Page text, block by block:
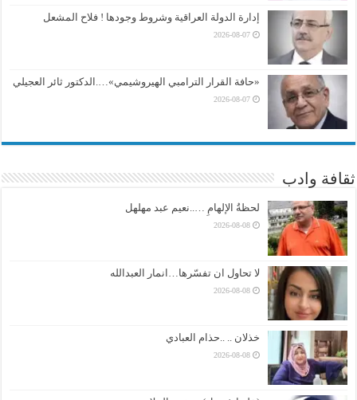
إدارة الدولة العراقية وشروط وجودها ! فلاح المشعل
2026-08-07
«حافة القرار الترامبي الهيروشيمي»….الدكتور ثائر العجيلي
2026-08-07
ثقافة وادب
لحظةُ الإلهامِ …..نعيم عبد مهلهل
2026-08-08
لا تحاول ان تفسّرها…انمار العبدالله
2026-08-08
خذلان .. ..حذام العبادي
2026-08-08